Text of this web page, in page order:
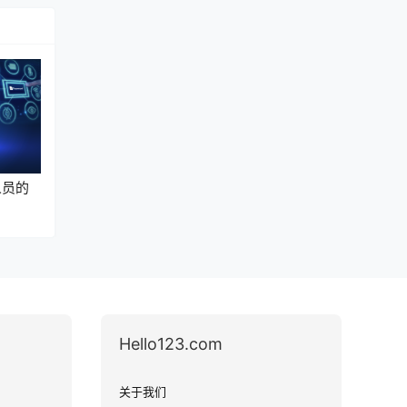
的
Hello123.com
关于我们